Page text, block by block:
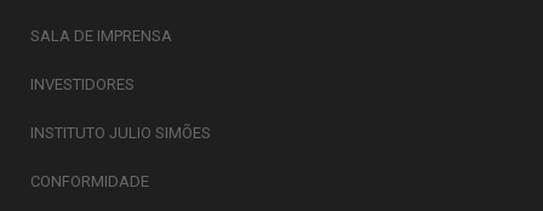
SALA DE IMPRENSA
INVESTIDORES
INSTITUTO JULIO SIMÕES
CONFORMIDADE